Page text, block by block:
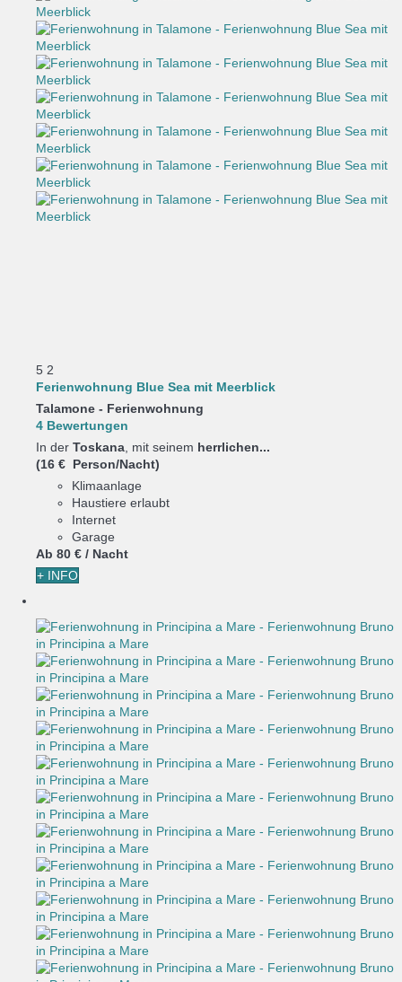
5 2
Ferienwohnung Blue Sea mit Meerblick
Talamone - Ferienwohnung
4 Bewertungen
In der Toskana , mit seinem herrlichen...
(16 € Person/Nacht)
Klimaanlage
Haustiere erlaubt
Internet
Garage
Ab 80 € / Nacht
+ INFO